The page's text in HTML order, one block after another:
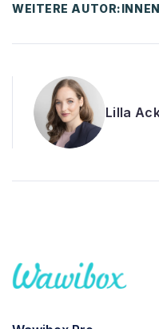
WEITERE AUTOR:INNEN
Lilla